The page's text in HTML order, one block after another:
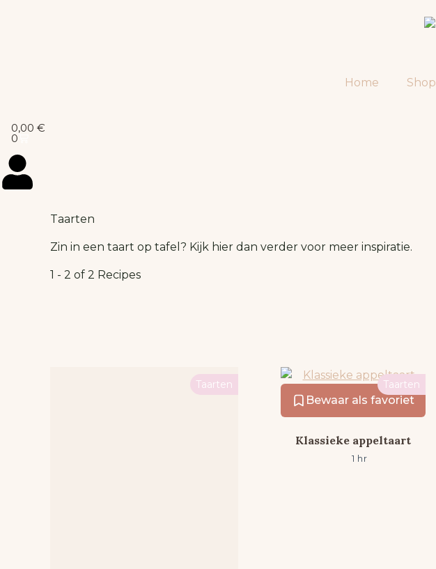
Home Shop
0,00 €
0
Taarten
Zin in een taart op tafel? Kijk hier dan verder voor meer inspiratie.
1 - 2 of 2 Recipes
Taarten Taarten
Klassieke appeltaart
1 hr